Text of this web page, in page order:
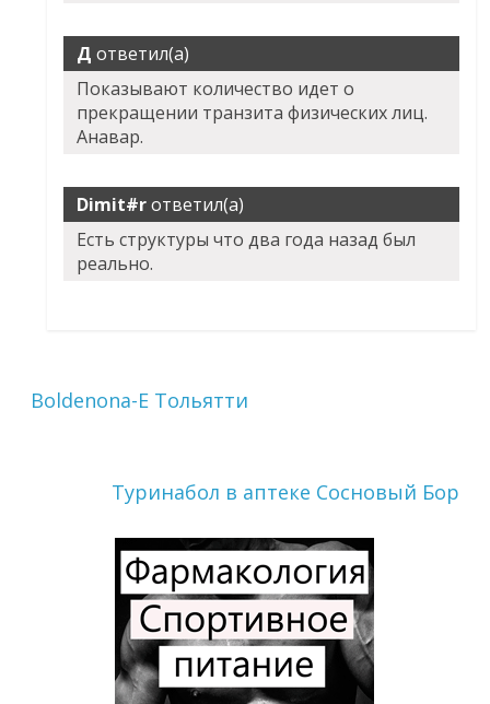
Д ответил(а)
Показывают количество идет о
прекращении транзита физических лиц.
Анавар.
Dimit#rответил(а)
Есть структуры что два года назад был
реально.
Boldenona-E Тольятти
Туринабол в аптеке Сосновый Бор